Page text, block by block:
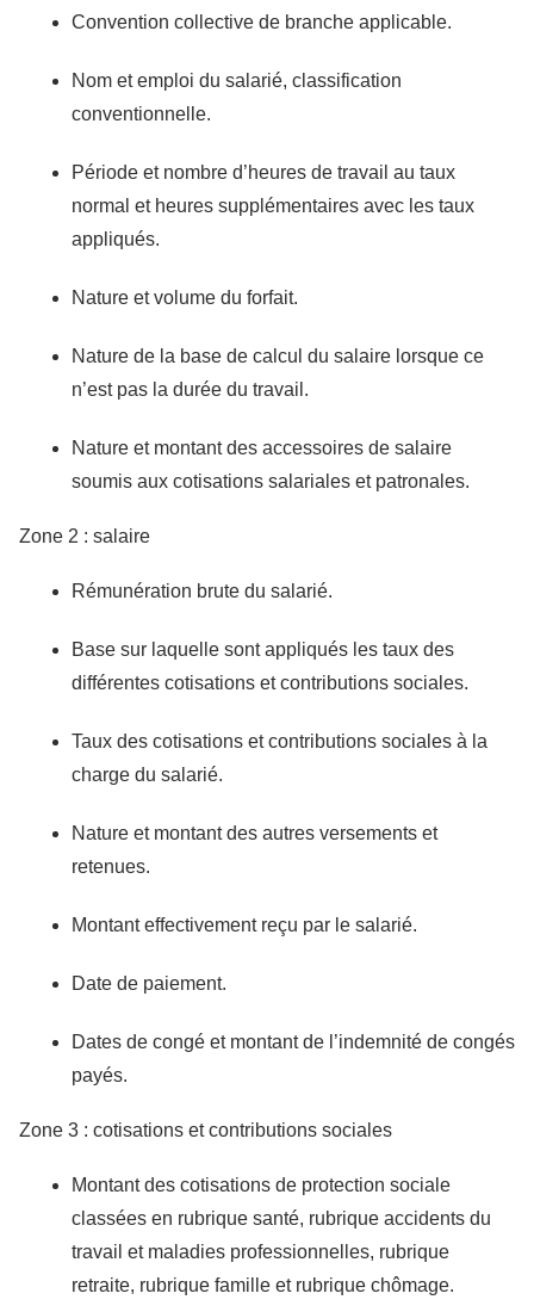
Convention collective de branche applicable.
Nom et emploi du salarié, classification
conventionnelle.
Période et nombre d’heures de travail au taux
normal et heures supplémentaires avec les taux
appliqués.
Nature et volume du forfait.
Nature de la base de calcul du salaire lorsque ce
n’est pas la durée du travail.
Nature et montant des accessoires de salaire
soumis aux cotisations salariales et patronales.
Zone 2 : salaire
Rémunération brute du salarié.
Base sur laquelle sont appliqués les taux des
différentes cotisations et contributions sociales.
Taux des cotisations et contributions sociales à la
charge du salarié.
Nature et montant des autres versements et
retenues.
Montant effectivement reçu par le salarié.
Date de paiement.
Dates de congé et montant de l’indemnité de congés
payés.
Zone 3 : cotisations et contributions sociales
Montant des cotisations de protection sociale
classées en rubrique santé, rubrique accidents du
travail et maladies professionnelles, rubrique
retraite, rubrique famille et rubrique chômage.